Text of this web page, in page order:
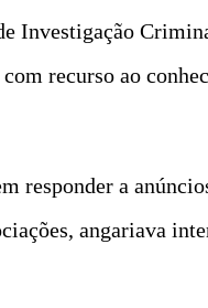
Investigação
recurso ao
responder a
angariava